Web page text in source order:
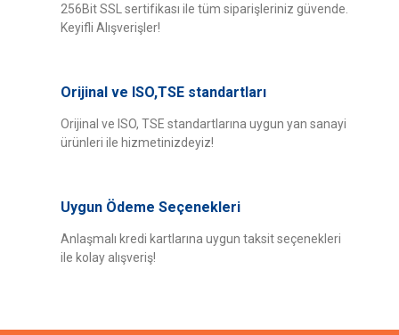
256Bit SSL sertifikası ile tüm siparişleriniz güvende.
Keyifli Alışverişler!
Orijinal ve ISO,TSE standartları
Orijinal ve ISO, TSE standartlarına uygun yan sanayi
ürünleri ile hizmetinizdeyiz!
Uygun Ödeme Seçenekleri
Anlaşmalı kredi kartlarına uygun taksit seçenekleri
ile kolay alışveriş!